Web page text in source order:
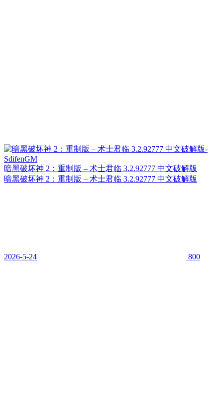
暗黑破坏神 2：重制版 – 术士君临 3.2.92777 中文破解版
暗黑破坏神 2：重制版 – 术士君临 3.2.92777 中文破解版
2026-5-24 800